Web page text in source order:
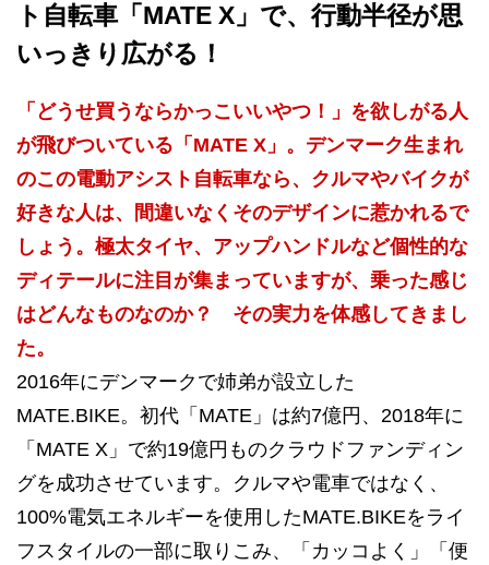
ト自転車「MATE X」で、行動半径が思
いっきり広がる！
「どうせ買うならかっこいいやつ！」を欲しがる人
が飛びついている「MATE X」。デンマーク生まれ
のこの電動アシスト自転車なら、クルマやバイクが
好きな人は、間違いなくそのデザインに惹かれるで
しょう。極太タイヤ、アップハンドルなど個性的な
ディテールに注目が集まっていますが、乗った感じ
はどんなものなのか？ その実力を体感してきまし
た。
2016年にデンマークで姉弟が設立した
MATE.BIKE。初代「MATE」は約7億円、2018年に
「MATE X」で約19億円ものクラウドファンディン
グを成功させています。クルマや電車ではなく、
100%電気エネルギーを使用したMATE.BIKEをライ
フスタイルの一部に取りこみ、「カッコよく」「便